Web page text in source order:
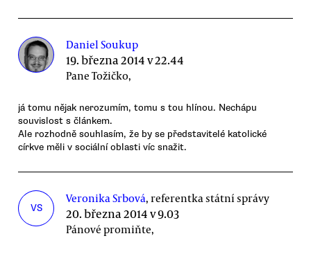
Daniel Soukup
19. března 2014 v 22.44
Pane Tožičko,
já tomu nějak nerozumím, tomu s tou hlínou. Nechápu
souvislost s článkem.
Ale rozhodně souhlasím, že by se představitelé katolické
církve měli v sociální oblasti víc snažit.
VS
Veronika Srbová, referentka státní správy
20. března 2014 v 9.03
Pánové promiňte,